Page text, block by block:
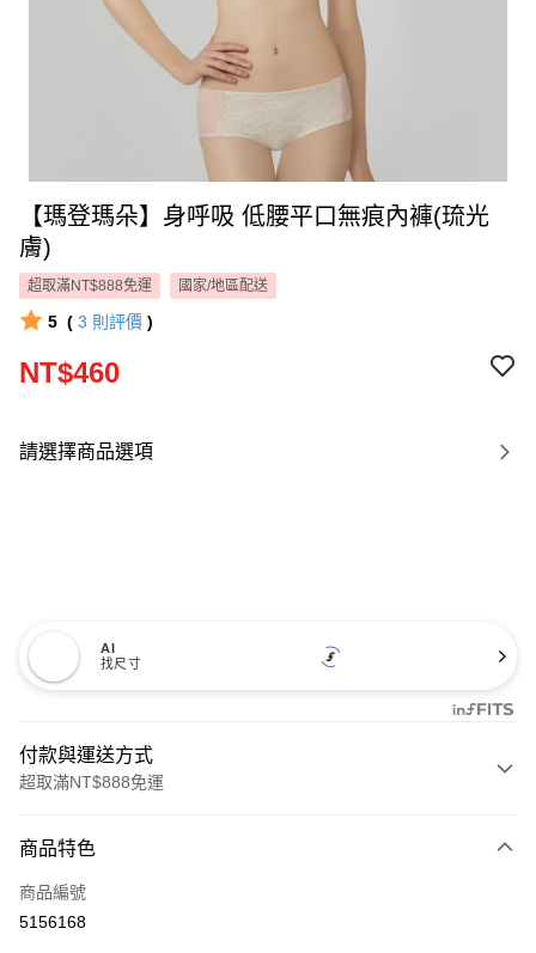
【瑪登瑪朵】身呼吸 低腰平口無痕內褲(琉光
膚)
超取滿NT$888免運 國家/地區配送
5 ( 3 則評價 )
NT$460
請選擇商品選項
AI
找尺寸
付款與運送方式
超取滿NT$888免運
信用卡一次付款
信用卡分期付款
商品特色
商品編號
5156168